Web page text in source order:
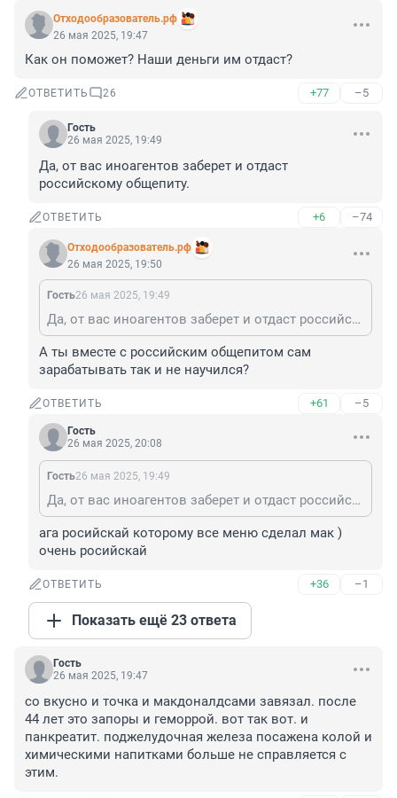
Отходообразователь.рф
26 мая 2025, 19:47
Как он поможет? Наши деньги им отдаст?
ОТВЕТИТЬ 26 +77 –5
Гость
26 мая 2025, 19:49
Да, от вас иноагентов заберет и отдаст
российскому общепиту.
ОТВЕТИТЬ +6 –74
Отходообразователь.рф
26 мая 2025, 19:50
Гость26 мая 2025, 19:49
Да, от вас иноагентов заберет и отдаст российскому общепиту.
А ты вместе с российским общепитом сам
зарабатывать так и не научился?
ОТВЕТИТЬ +61 –5
Гость
26 мая 2025, 20:08
Гость26 мая 2025, 19:49
Да, от вас иноагентов заберет и отдаст российскому общепиту.
ага росийскай которому все меню сделал мак )
очень росийскай
ОТВЕТИТЬ +36 –1
Показать ещё 23 ответа
Гость
26 мая 2025, 19:47
со вкусно и точка и макдоналдсами завязал. после
44 лет это запоры и геморрой. вот так вот. и
панкреатит. поджелудочная железа посажена колой и
химическими напитками больше не справляется с
этим.